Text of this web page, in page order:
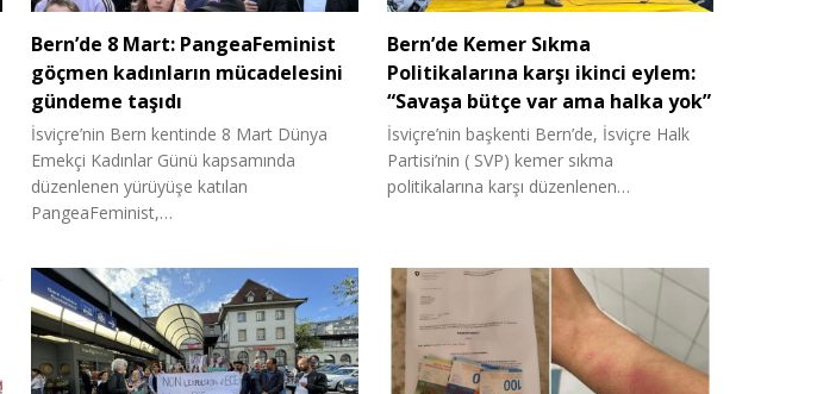
Bern’de 8 Mart: PangeaFeminist
göçmen kadınların mücadelesini
gündeme taşıdı
İsviçre’nin Bern kentinde 8 Mart Dünya
Emekçi Kadınlar Günü kapsamında
düzenlenen yürüyüşe katılan
PangeaFeminist,…
Bern’de Kemer Sıkma
Politikalarına karşı ikinci eylem:
“Savaşa bütçe var ama halka yok”
İsviçre’nin başkenti Bern’de, İsviçre Halk
Partisi’nin ( SVP) kemer sıkma
politikalarına karşı düzenlenen…